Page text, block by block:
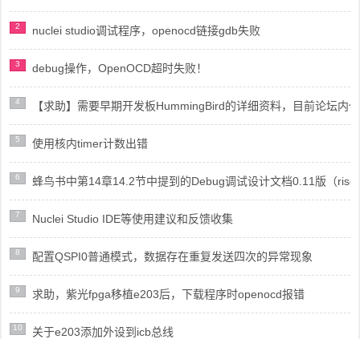
2 nuclei studio调试程序，openocd链接gdb失败
3 debug操作，OpenOCD超时失败！
4 【求助】需要早期开发板HummingBird的详细资料，目前论坛内
5 使用核内timer计数出错
6 蜂鸟书中第14章14.2节中提到的Debug调试设计文档0.11版（
7 Nuclei Studio IDE等使用建议和反馈收集
8 配置QSPI0普通模式，数据存在重复发送四次的异常现象
9 求助，紫光fpga移植e203后，下载程序时openocd报错
10 关于e203添加外设到icb总线